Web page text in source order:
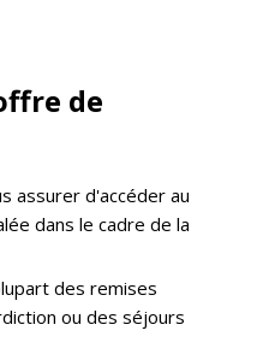
de
assurer d'accéder au
dans le cadre de la
des remises
ou des séjours